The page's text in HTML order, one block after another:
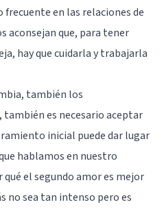
en las relaciones de
aconsejan que, para tener
hay que cuidarla y trabajarla
también los
es necesario aceptar
inicial puede dar lugar
hablamos en nuestro
qué el segundo amor es mejor
no sea tan intenso pero es